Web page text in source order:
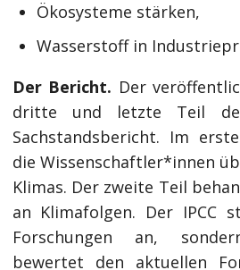
Ökosysteme stärken,
Wasserstoff in
Der Bericht. Der
dritte und letzte Teil
Sachstandsbericht. Im
die Wissenschaftler*innen
Klimas. Der zweite Teil
an Klimafolgen. Der IPCC
Forschungen an,
bewertet den aktuellen